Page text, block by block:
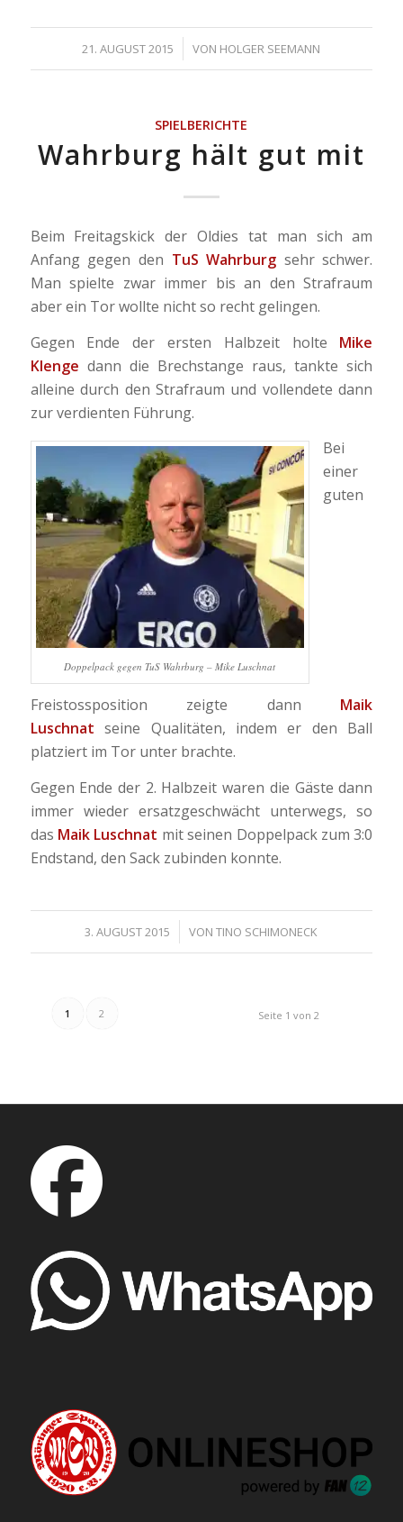
21. AUGUST 2015
/ VON HOLGER SEEMANN
SPIELBERICHTE
Wahrburg hält gut mit
Beim Freitagskick der Oldies tat man sich am
Anfang gegen den TuS Wahrburg sehr schwer.
Man spielte zwar immer bis an den Strafraum
aber ein Tor wollte nicht so recht gelingen.
Gegen Ende der ersten Halbzeit holte Mike
Klenge dann die Brechstange raus, tankte sich
alleine durch den Strafraum und vollendete dann
zur verdienten Führung.
Doppelpack gegen TuS Wahrburg – Mike Luschnat
Bei
einer
guten
Freistossposition zeigte dann Maik
Luschnatseine Qualitäten, indem er den Ball
platziert im Tor unter brachte.
Gegen Ende der 2. Halbzeit waren die Gäste dann
immer wieder ersatzgeschwächt unterwegs, so
das Maik Luschnat mit seinen Doppelpack zum 3:0
Endstand, den Sack zubinden konnte.
3. AUGUST 2015
/ VONTINO SCHIMONECK
Seite 1 von 2
1 2